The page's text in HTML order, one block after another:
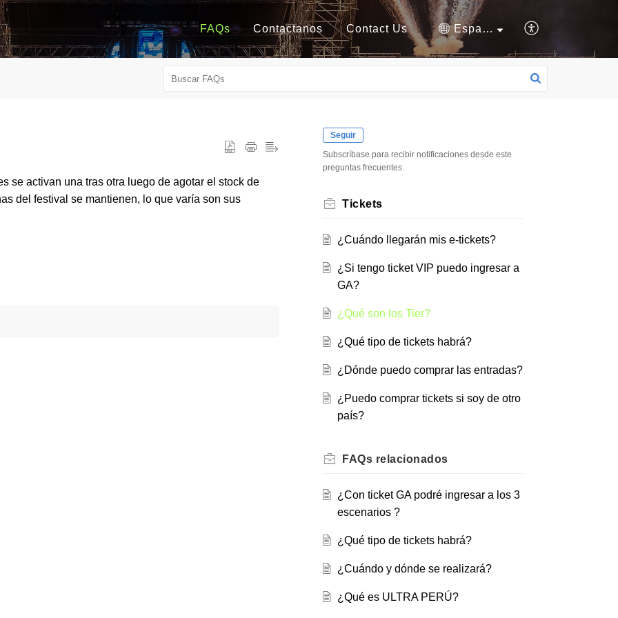
FAQs Contactanos Contact Us Español (España)
se activan una tras otra luego de agotar el stock de
del festival se mantienen, lo que varía son sus
Seguir
Subscríbase para recibir notificaciones desde este
preguntas frecuentes.
Tickets
¿Cuándo llegarán mis e-tickets?
¿Si tengo ticket VIP puedo ingresar a
GA?
¿Qué son los Tier?
¿Qué tipo de tickets habrá?
¿Dónde puedo comprar las entradas?
¿Puedo comprar tickets si soy de otro
país?
FAQs relacionados
¿Con ticket GA podré ingresar a los 3
escenarios ?
¿Qué tipo de tickets habrá?
¿Cuándo y dónde se realizará?
¿Qué es ULTRA PERÚ?